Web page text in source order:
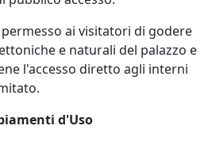
ai visitatori di godere
e naturali del palazzo e
l'accesso diretto agli interni
d'Uso